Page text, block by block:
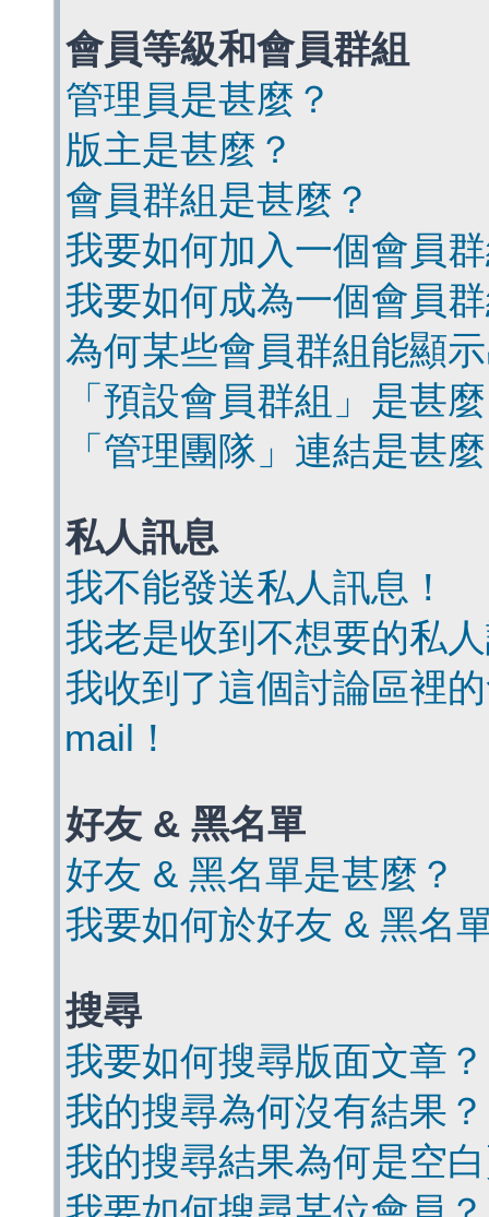
會員等級和會員群組
管理員是甚麼？
版主是甚麼？
會員群組是甚麼？
我要如何加入一個會員
我要如何成為一個會員
為何某些會員群組能顯
「預設會員群組」是甚
「管理團隊」連結是甚
私人訊息
我不能發送私人訊息！
我老是收到不想要的私
我收到了這個討論區裡
mail！
好友 & 黑名單
好友 & 黑名單是甚麼？
我要如何於好友 & 黑名
搜尋
我要如何搜尋版面文章？
我的搜尋為何沒有結果？
我的搜尋結果為何是空